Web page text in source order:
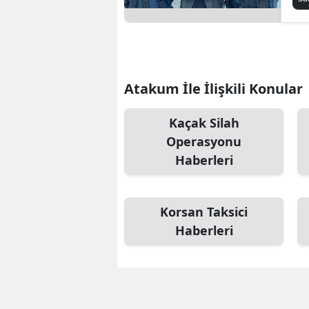
Atakum İle İlişkili Konular
Kaçak Silah
Operasyonu
Haberleri
Korsan Taksici
Haberleri